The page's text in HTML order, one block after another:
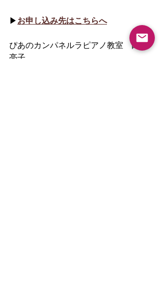
▶︎ お申し込み先はこちらへ
ぴあのカンパネルラピアノ教室　田島
亮子